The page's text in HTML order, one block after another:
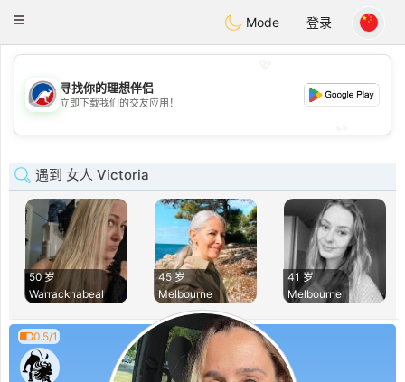
AustraliaChat
Toggle
Mode 登录
💖
💕
寻找你的理想伴侣
立即下载我们的交友应用！
遇到 女人 Victoria
50 岁
Warracknabeal
45 岁
Melbourne
41 岁
Melbourne
0.5/1